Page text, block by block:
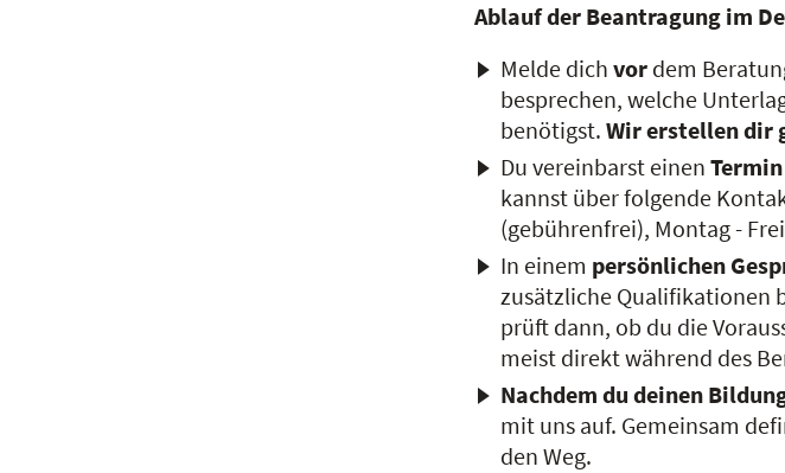
Ablauf der Beantragung im
Melde dich vordem
besprechen, welche
benötigst. Wir erstellen dir
Du vereinbarst einen Termin
kannst über folgende
(gebührenfrei), Montag -
In einem persönlichen
zusätzliche Qualifikationen
prüft dann, ob du die
meist direkt während des
Nachdem du deinen
mit uns auf. Gemeinsam
den Weg.